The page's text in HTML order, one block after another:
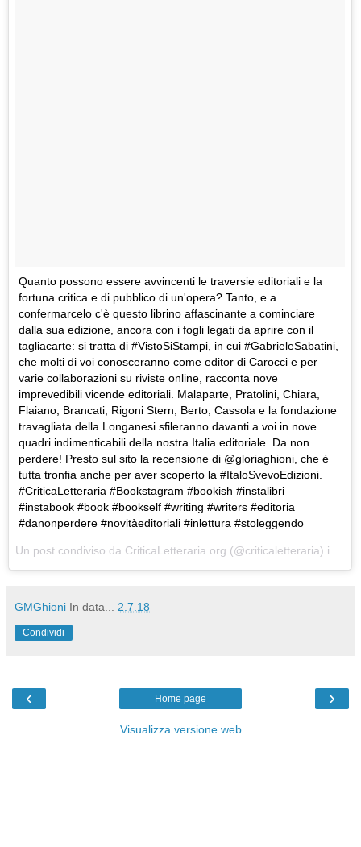
Quanto possono essere avvincenti le traversie editoriali e la
fortuna critica e di pubblico di un'opera? Tanto, e a
confermarcelo c'è questo librino affascinante a cominciare
dalla sua edizione, ancora con i fogli legati da aprire con il
tagliacarte: si tratta di #VistoSiStampi, in cui #GabrieleSabatini,
che molti di voi conosceranno come editor di Carocci e per
varie collaborazioni su riviste online, racconta nove
imprevedibili vicende editoriali. Malaparte, Pratolini, Chiara,
Flaiano, Brancati, Rigoni Stern, Berto, Cassola e la fondazione
travagliata della Longanesi sfileranno davanti a voi in nove
quadri indimenticabili della nostra Italia editoriale. Da non
perdere! Presto sul sito la recensione di @gloriaghioni, che è
tutta tronfia anche per aver scoperto la #ItaloSvevoEdizioni.
#CriticaLetteraria #Bookstagram #bookish #instalibri
#instabook #book #bookself #writing #writers #editoria
#danonperdere #novitàeditoriali #inlettura #stoleggendo
Un post condiviso da CriticaLetteraria.org (@criticaletteraria) in data:
GMGhioni In data... 2.7.18
Condividi
‹ ›
Home page
Visualizza versione web